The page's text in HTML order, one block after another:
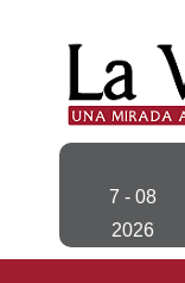
7 - 08
2026